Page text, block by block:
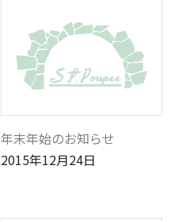
年末年始のお知らせ
2015年12月24日